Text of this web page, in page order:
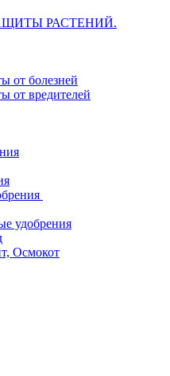
РАСТЕНИЙ.
от болезней
от вредителей
удобрения
Осмокот